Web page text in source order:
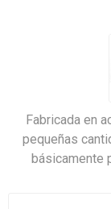
Fabricada en
pequeñas
básicamente